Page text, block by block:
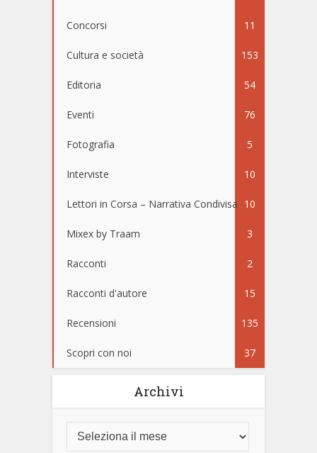
Concorsi 11
Cultura e società 153
Editoria 54
Eventi 76
Fotografia 5
Interviste 10
Lettori in Corsa – Narrativa Condivisa 10
Mixex by Traam 3
Racconti 2
Racconti d'autore 15
Recensioni 135
Scopri con noi 37
Archivi